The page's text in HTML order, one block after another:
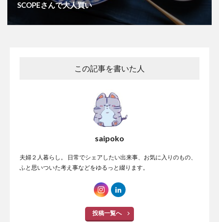
SCOPEさんで大人買い
この記事を書いた人
saipoko
夫婦２人暮らし。 日常でシェアしたい出来事、お気に入りのもの、
ふと思いついた考え事などをゆるっと綴ります。
投稿一覧へ